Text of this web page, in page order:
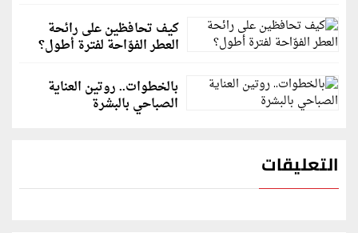
كيف تحافظين على رائحة
العطر الفوّاحة لفترة أطول؟
بالخطوات.. روتين العناية
الصباحي بالبشرة
التعليقات